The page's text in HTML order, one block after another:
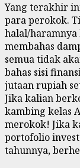
Yang terakhir
para perokok.
halal/
membahas
semua tidak
bahas sisi
jutaan rupiah
Jika kalian
kambing kelas
merokok! Jika
portofolio
tahunnya,